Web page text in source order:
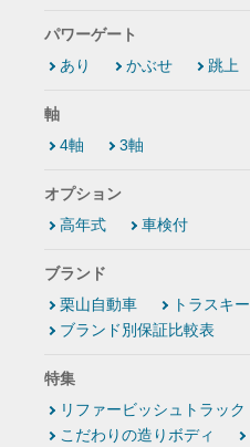
パワーゲート
あり
かぶせ 跳上
軸
4軸
3軸
オプション
高年式
車検付
ブランド
栗山自動車
トラスキー
ブランド別保証比較表
特集
リファービッシュトラック
こだわりの造りボディ